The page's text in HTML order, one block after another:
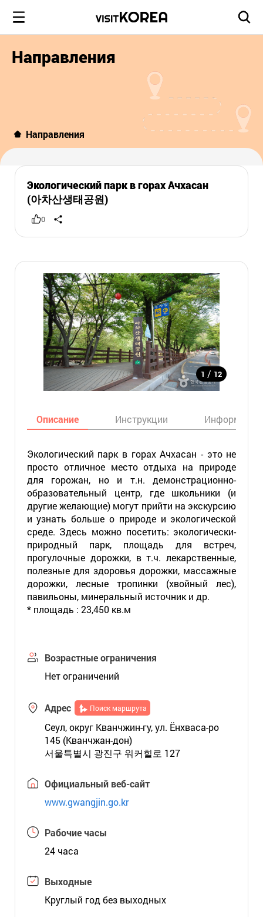
Направления
Направления
Экологический парк в горах Ачхасан
(아차산생태공원)
0
1 / 12
Описание Инструкции Информация
Экологический парк в горах Ачхасан - это не
просто отличное место отдыха на природе
для горожан, но и т.н. демонстрационно-
образовательный центр, где школьники (и
другие желающие) могут прийти на экскурсию
и узнать больше о природе и экологической
среде. Здесь можно посетить: экологически-
природный парк, площадь для встреч,
прогулочные дорожки, в т.ч. лекарственные,
полезные для здоровья дорожки, массажные
дорожки, лесные тропинки (хвойный лес),
павильоны, минеральный источник и др.
* площадь : 23,450 кв.м
Возрастные ограничения
Нет ограничений
Адрес Поиск маршрута
Сеул, округ Кванчжин-гу, ул. Ёнхваса-ро
145 (Кванчжан-дон)
서울특별시 광진구 워커힐로 127
Официальный веб-сайт
www.gwangjin.go.kr
Рабочие часы
24 часа
Выходные
Круглый год без выходных